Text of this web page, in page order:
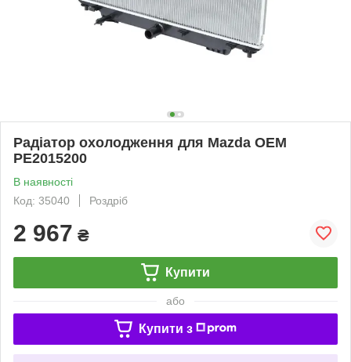
Радіатор охолодження для Mazda OEM
PE2015200
В наявності
Код: 35040
Роздріб
2 967 ₴
Купити
або
Купити з